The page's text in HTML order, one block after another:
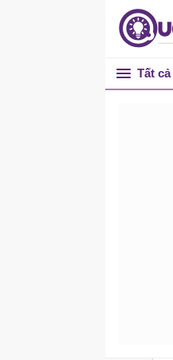
Tất cả